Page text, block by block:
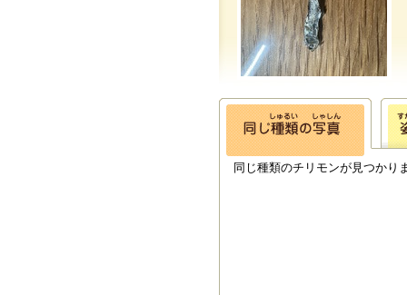
同じ種類のチリモンが見つかり